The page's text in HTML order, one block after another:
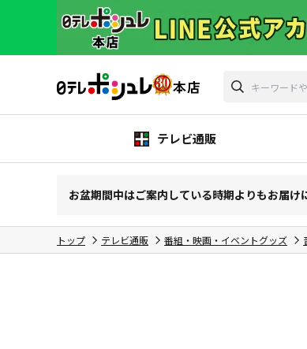
テレビ通販
お盆期間中はご案内している時期よりもお届
トップ テレビ通販 番組・映画・イベントグッズ